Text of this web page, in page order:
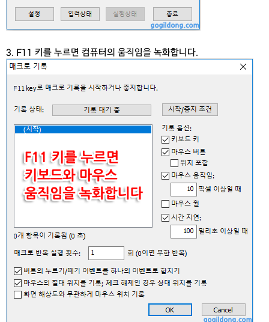
3. F11 키를 누르면 컴퓨터의 움직임을 녹화합니다.